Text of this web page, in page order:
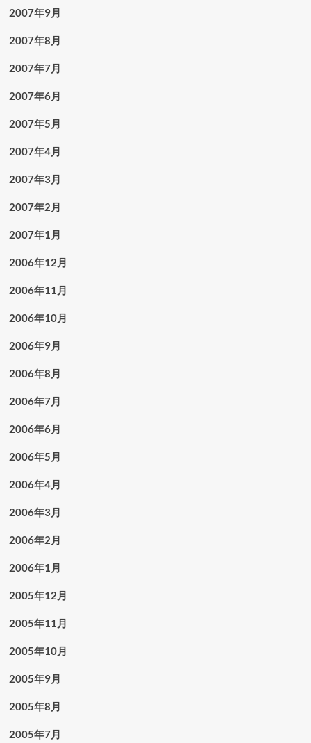
2007年9月
2007年8月
2007年7月
2007年6月
2007年5月
2007年4月
2007年3月
2007年2月
2007年1月
2006年12月
2006年11月
2006年10月
2006年9月
2006年8月
2006年7月
2006年6月
2006年5月
2006年4月
2006年3月
2006年2月
2006年1月
2005年12月
2005年11月
2005年10月
2005年9月
2005年8月
2005年7月